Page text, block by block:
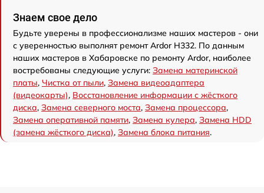
Знаем свое дело
Будьте уверены в профессионализме наших мастеров - они
с уверенностью выполнят ремонт Ardor H332. По данным
наших мастеров в Хабаровске по ремонту Ardor, наиболее
востребованы следующие услуги: Замена материнской
платы, Чистка от пыли, Замена видеоадаптера
(видеокарты), Восстановление информации с жёсткого
диска, Замена северного моста, Замена процессора,
Замена оперативной памяти, Замена кулера, Замена HDD
(замена жёсткого диска), Замена блока питания.